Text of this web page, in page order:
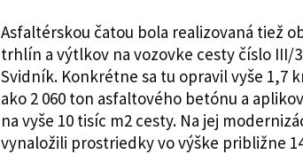
Asfaltérskou čatou bola realizovaná tiež
trhlín a výtlkov na vozovke cesty číslo III/
Svidník. Konkrétne sa tu opravil vyše 1,7
ako 2 060 ton asfaltového betónu a
na vyše 10 tisíc m2 cesty. Na jej
vynaložili prostriedky vo výške približne